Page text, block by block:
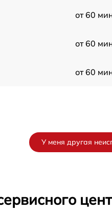
от 60
от 60
от 60
У меня другая